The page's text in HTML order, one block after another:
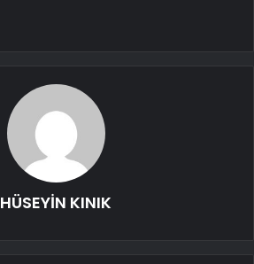
HÜSEYİN KINIK